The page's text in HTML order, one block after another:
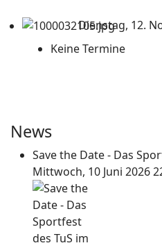
Dienstag, 12.
Keine Termine
News
Save the Date - Das
Mittwoch, 10 Juni 2026